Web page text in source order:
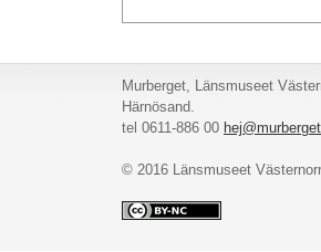
Murberget, Länsmuseet
Härnösand.
tel 0611-886 00
© 2016 Länsmuseet